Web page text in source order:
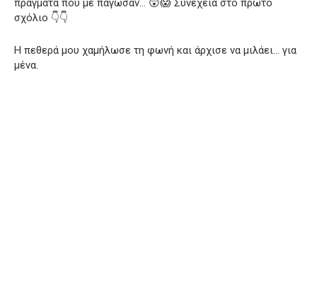
πράγματα που με πάγωσαν… 😲😱 Συνέχεια στο πρώτο
σχόλιο 👇👇
Η πεθερά μου χαμήλωσε τη φωνή και άρχισε να μιλάει… για
μένα.